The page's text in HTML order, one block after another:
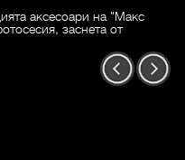
аксесоари на "Макс
заснета от